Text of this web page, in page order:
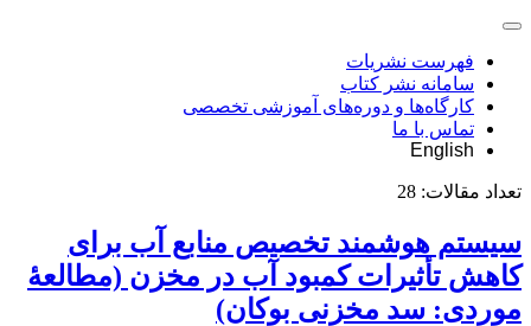
فهرست نشریات
سامانه نشر کتاب
کارگاه‌ها و دوره‌های آموزشی تخصصی
تماس با ما
English
تعداد مقالات: 28
سیستم هوشمند تخصیص منابع آب برای
کاهش تأثیرات کمبود آب در مخزن (مطالعۀ
موردی: سد مخزنی بوکان)